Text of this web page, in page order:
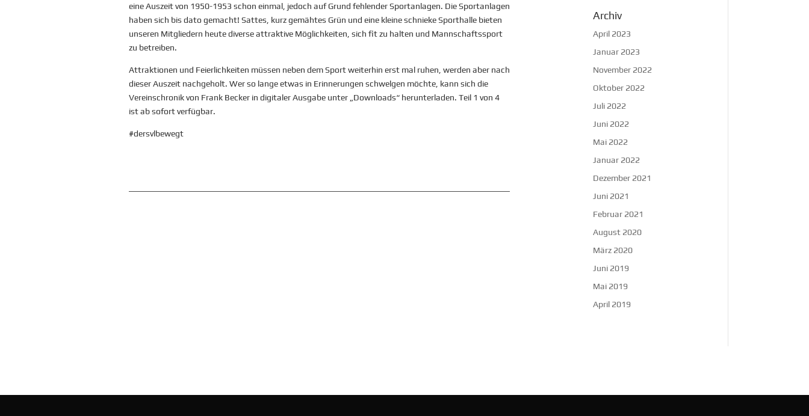
eine Auszeit von 1950-1953 schon einmal, jedoch auf Grund fehlender Sportanlagen. Die Sportanlagen
haben sich bis dato gemacht! Sattes, kurz gemähtes Grün und eine kleine schnieke Sporthalle bieten
unseren Mitgliedern heute diverse attraktive Möglichkeiten, sich fit zu halten und Mannschaftssport
zu betreiben.
Attraktionen und Feierlichkeiten müssen neben dem Sport weiterhin erst mal ruhen, werden aber nach
dieser Auszeit nachgeholt. Wer so lange etwas in Erinnerungen schwelgen möchte, kann sich die
Vereinschronik von Frank Becker in digitaler Ausgabe unter „Downloads“ herunterladen. Teil 1 von 4
ist ab sofort verfügbar.
#dersvlbewegt
Archiv
April 2023
Januar 2023
November 2022
Oktober 2022
Juli 2022
Juni 2022
Mai 2022
Januar 2022
Dezember 2021
Juni 2021
Februar 2021
August 2020
März 2020
Juni 2019
Mai 2019
April 2019